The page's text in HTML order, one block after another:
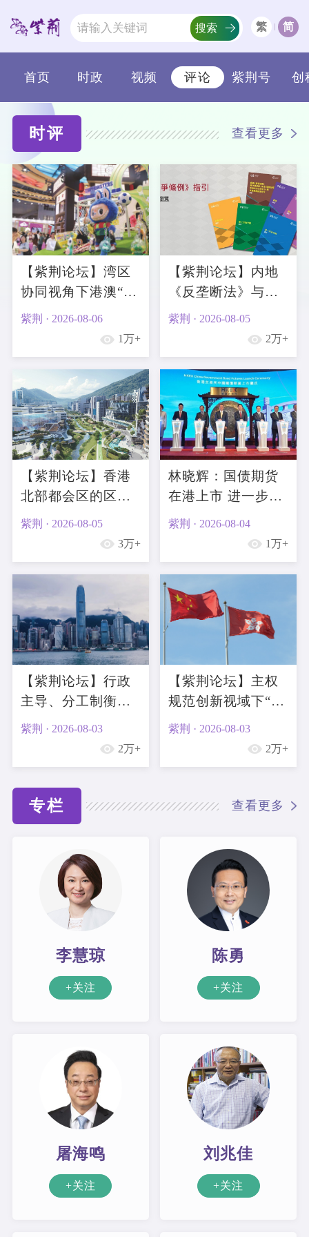
繁 简
首页 时政 视频 评论 紫荆号 创
搜索
时评 查看更多
【紫荆论坛】湾区
协同视角下港澳“情
绪经济”的发展对策
紫荆 · 2026-08-06
1万+
【紫荆论坛】内地
《反垄断法》与香
港《竞争条例》在
大湾区的协同与合
紫荆 · 2026-08-05
2万+
【紫荆论坛】香港
北部都会区的区际
法律冲突与争端解
紫荆 · 2026-08-05
3万+
林晓辉：国债期货
在港上市 进一步巩
固港金融中心地位
紫荆 · 2026-08-04
1万+
【紫荆论坛】行政
主导、分工制衡与
宪制秩序——以
《基本法》为中心
紫荆 · 2026-08-03
2万+
【紫荆论坛】主权
规范创新视域下“一
国两制”自主知识体
系的建构逻辑与实
紫荆 · 2026-08-03
2万+
专栏 查看更多
李慧琼
+关注
陈勇
+关注
屠海鸣
+关注
刘兆佳
+关注